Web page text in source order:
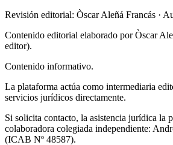
Revisión editorial: Òscar Aleñá Francás ·
Contenido editorial elaborado por Òscar
editor).
Contenido informativo.
La plataforma actúa como intermediaria
servicios jurídicos directamente.
Si solicita contacto, la asistencia jurídica la
colaboradora colegiada independiente:
(ICAB Nº 48587).